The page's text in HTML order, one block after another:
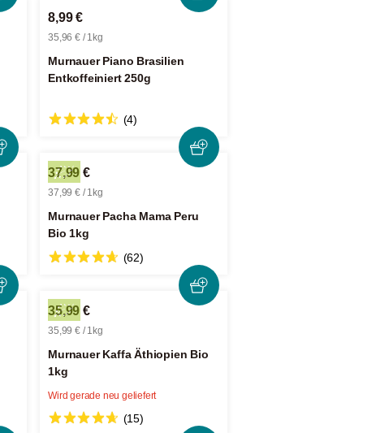
8,99 €
35,96 € / 1kg
Murnauer Piano Brasilien
Entkoffeiniert 250g
(4)
37,99 €
37,99 € / 1kg
Murnauer Pacha Mama Peru
Bio 1kg
(62)
35,99 €
35,99 € / 1kg
Murnauer Kaffa Äthiopien Bio
1kg
(15)
Wird gerade neu geliefert